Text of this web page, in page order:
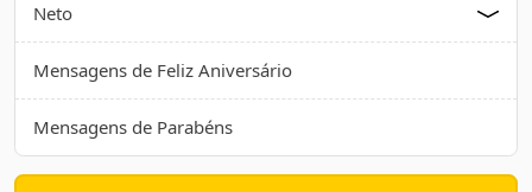
Neto
Mensagens de Feliz Aniversário
Mensagens de Parabéns